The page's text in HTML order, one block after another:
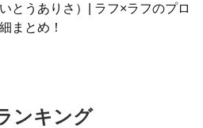
とうありさ）| ラフ×ラフのプロ
まとめ！
ンキング